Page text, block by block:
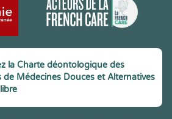
la Charte déontologique des
de Médecines Douces et Alternatives